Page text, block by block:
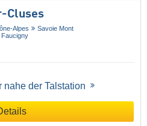
Cluses
Alpes
Savoie Mont
Faucigny
nahe der Talstation